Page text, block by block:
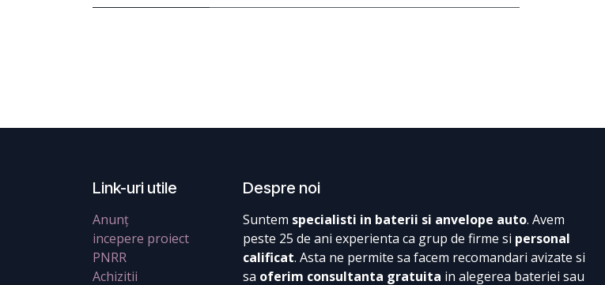
Link-uri utile
Anunț
incepere proiect
PNRR
Achizitii
Despre noi
Suntem specialisti in baterii si anvelope auto. Avem
peste 25 de ani experienta ca grup de firme si personal
calificat. Asta ne permite sa facem recomandari avizate si
sa oferim consultanta gratuita in alegerea bateriei sau